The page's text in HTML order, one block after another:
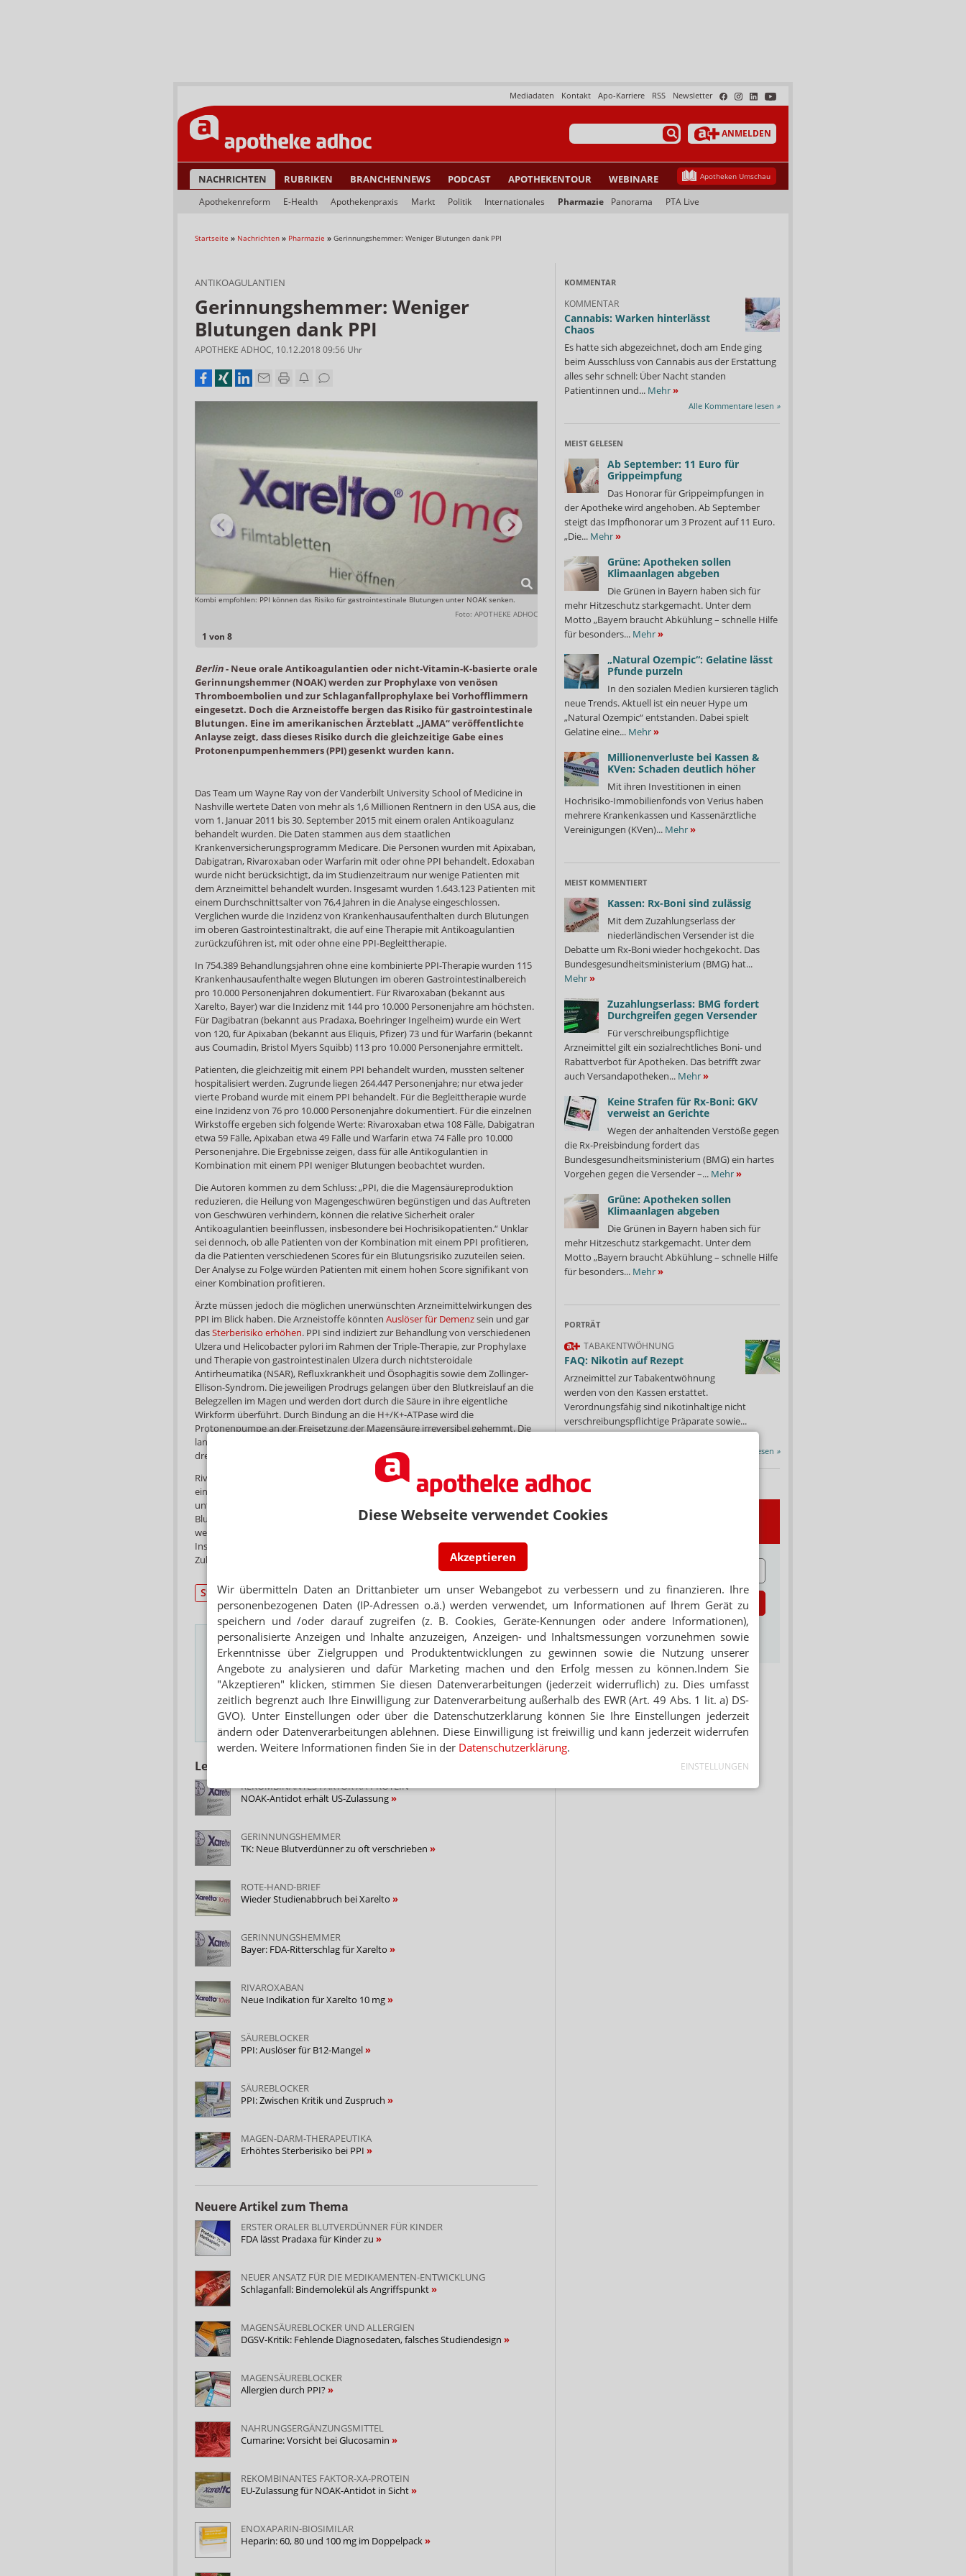
Diese Webseite verwendet Cookies
Akzeptieren
Wir übermitteln Daten an Drittanbieter um unser Webangebot zu verbessern und zu finanzieren. Ihre
personenbezogenen Daten (IP-Adressen o.ä.) werden verwendet, um Informationen auf Ihrem Gerät zu
speichern und /oder darauf zugreifen (z. B. Cookies, Geräte-Kennungen oder andere Informationen),
personalisierte Anzeigen und Inhalte anzuzeigen, Anzeigen- und Inhaltsmessungen vorzunehmen sowie
Erkenntnisse über Zielgruppen und Produktentwicklungen zu gewinnen sowie die Nutzung unserer
Angebote zu analysieren und dafür Marketing machen und den Erfolg messen zu können.Indem Sie
"Akzeptieren" klicken, stimmen Sie diesen Datenverarbeitungen (jederzeit widerruflich) zu. Dies umfasst
zeitlich begrenzt auch Ihre Einwilligung zur Datenverarbeitung außerhalb des EWR (Art. 49 Abs. 1 lit. a) DS-
GVO). Unter Einstellungen oder über die Datenschutzerklärung können Sie Ihre Einstellungen jederzeit
ändern oder Datenverarbeitungen ablehnen. Diese Einwilligung ist freiwillig und kann jederzeit widerrufen
werden. Weitere Informationen finden Sie in der Datenschutzerklärung.
EINSTELLUNGEN
Newsletter
RSS
Apo-Karriere
Kontakt
Mediadaten
ANMELDEN
NACHRICHTEN RUBRIKEN BRANCHENNEWS PODCAST APOTHEKENTOUR WEBINARE Apotheken Umschau
Apothekenreform E-Health Apothekenpraxis Markt Politik Internationales Pharmazie Panorama PTA Live
Startseite » Nachrichten » Pharmazie » Gerinnungshemmer: Weniger Blutungen dank PPI
ANTIKOAGULANTIEN
Gerinnungshemmer: Weniger
Blutungen dank PPI
APOTHEKE ADHOC, 10.12.2018 09:56 Uhr
1 von 8
Kombi empfohlen: PPI können das Risiko für gastrointestinale Blutungen unter NOAK senken.
Foto: APOTHEKE ADHOC
Vor allem bei Hochrisikopatienten könnte die Begleitmedikation von Vorteil sein.
Berlin- Neue orale Antikoagulantien oder nicht-Vitamin-K-basierte orale
Gerinnungshemmer (NOAK) werden zur Prophylaxe von venösen
Thromboembolien und zur Schlaganfallprophylaxe bei Vorhofflimmern
eingesetzt. Doch die Arzneistoffe bergen das Risiko für gastrointestinale
Blutungen. Eine im amerikanischen Ärzteblatt „JAMA“ veröffentlichte
Anlayse zeigt, dass dieses Risiko durch die gleichzeitige Gabe eines
Protonenpumpenhemmers (PPI) gesenkt wurden kann.
Das Team um Wayne Ray von der Vanderbilt University School of Medicine in
Nashville wertete Daten von mehr als 1,6 Millionen Rentnern in den USA aus, die
vom 1. Januar 2011 bis 30. September 2015 mit einem oralen Antikoagulanz
behandelt wurden. Die Daten stammen aus dem staatlichen
Krankenversicherungsprogramm Medicare. Die Personen wurden mit Apixaban,
Dabigatran, Rivaroxaban oder Warfarin mit oder ohne PPI behandelt. Edoxaban
wurde nicht berücksichtigt, da im Studienzeitraum nur wenige Patienten mit
dem Arzneimittel behandelt wurden. Insgesamt wurden 1.643.123 Patienten mit
einem Durchschnittsalter von 76,4 Jahren in die Analyse eingeschlossen.
Verglichen wurde die Inzidenz von Krankenhausaufenthalten durch Blutungen
im oberen Gastrointestinaltrakt, die auf eine Therapie mit Antikoagulantien
zurückzuführen ist, mit oder ohne eine PPI-Begleittherapie.
In 754.389 Behandlungsjahren ohne eine kombinierte PPI-Therapie wurden 115
Krankenhausaufenthalte wegen Blutungen im oberen Gastrointestinalbereich
pro 10.000 Personenjahren dokumentiert. Für Rivaroxaban (bekannt aus
Xarelto, Bayer) war die Inzidenz mit 144 pro 10.000 Personenjahre am höchsten.
Für Dagibatran (bekannt aus Pradaxa, Boehringer Ingelheim) wurde ein Wert
von 120, für Apixaban (bekannt aus Eliquis, Pfizer) 73 und für Warfarin (bekannt
aus Coumadin, Bristol Myers Squibb) 113 pro 10.000 Personenjahre ermittelt.
Patienten, die gleichzeitig mit einem PPI behandelt wurden, mussten seltener
hospitalisiert werden. Zugrunde liegen 264.447 Personenjahre; nur etwa jeder
vierte Proband wurde mit einem PPI behandelt. Für die Begleittherapie wurde
eine Inzidenz von 76 pro 10.000 Personenjahre dokumentiert. Für die einzelnen
Wirkstoffe ergeben sich folgende Werte: Rivaroxaban etwa 108 Fälle, Dabigatran
etwa 59 Fälle, Apixaban etwa 49 Fälle und Warfarin etwa 74 Fälle pro 10.000
Personenjahre. Die Ergebnisse zeigen, dass für alle Antikogulantien in
Kombination mit einem PPI weniger Blutungen beobachtet wurden.
Die Autoren kommen zu dem Schluss: „PPI, die die Magensäureproduktion
reduzieren, die Heilung von Magengeschwüren begünstigen und das Auftreten
von Geschwüren verhindern, können die relative Sicherheit oraler
Antikoagulantien beeinflussen, insbesondere bei Hochrisikopatienten.“ Unklar
sei dennoch, ob alle Patienten von der Kombination mit einem PPI profitieren,
da die Patienten verschiedenen Scores für ein Blutungsrisiko zuzuteilen seien.
Der Analyse zu Folge würden Patienten mit einem hohen Score signifikant von
einer Kombination profitieren.
Ärzte müssen jedoch die möglichen unerwünschten Arzneimittelwirkungen des
PPI im Blick haben. Die Arzneistoffe könnten Auslöser für Demenzsein und gar
dasSterberisiko erhöhen. PPI sind indiziert zur Behandlung von verschiedenen
Ulzera und Helicobacter pylori im Rahmen der Triple-Therapie, zur Prophylaxe
und Therapie von gastrointestinalen Ulzera durch nichtsteroidale
Antirheumatika (NSAR), Refluxkrankheit und Ösophagitis sowie dem Zollinger-
Ellison-Syndrom. Die jeweiligen Prodrugs gelangen über den Blutkreislauf an die
Belegzellen im Magen und werden dort durch die Säure in ihre eigentliche
Wirkform überführt. Durch Bindung an die H+/K+-ATPase wird die
Protonenpumpe an der Freisetzung der Magensäure irreversibel gehemmt. Die
lange Wirkdauer beruht auf der Neubildung der H/K-ATPase, die etwa ein bis
drei Tage in Anspruch nimmt.
Rivaroxaban ist der NOAK mit den meisten Indikationen. Es handelt sich um
einen hoch selektiven, direkten Inhibitor von Faktor Xa. Die Hemmung
unterbricht den intrinsischen und extrinsischen Weg der
Blutgerinnungskaskade. Die Bildung von Thrombin und Thrombenbildung
werden gehemmt. Auf die Thrombozyten nimmt der Arzneistoff keinen Einfluss.
Insgesamt ist Rivaroxaban in mehr als 130 Ländern zugelassen, wobei der
Zulassungsstatus von Land zu Land variiert.
Studien
NEWSLETTER
Das Wichtigste des Tages direkt in Ihr Postfach. Kostenlos!
E-MAIL ADRESSE
Jetzt
abonnieren
Hinweis zum Newsletter & Datenschutz
Lesen Sie auch
REKOMBINANTES FAKTOR XA-PROTEIN
NOAK-Antidot erhält US-Zulassung
GERINNUNGSHEMMER
TK: Neue Blutverdünner zu oft verschrieben
ROTE-HAND-BRIEF
Wieder Studienabbruch bei Xarelto
GERINNUNGSHEMMER
Bayer: FDA-Ritterschlag für Xarelto
RIVAROXABAN
Neue Indikation für Xarelto 10 mg
SÄUREBLOCKER
PPI: Auslöser für B12-Mangel
SÄUREBLOCKER
PPI: Zwischen Kritik und Zuspruch
MAGEN-DARM-THERAPEUTIKA
Erhöhtes Sterberisiko bei PPI
Neuere Artikel zum Thema
ERSTER ORALER BLUTVERDÜNNER FÜR KINDER
FDA lässt Pradaxa für Kinder zu
NEUER ANSATZ FÜR DIE MEDIKAMENTEN-ENTWICKLUNG
Schlaganfall: Bindemolekül als Angriffspunkt
MAGENSÄUREBLOCKER UND ALLERGIEN
DGSV-Kritik: Fehlende Diagnosedaten, falsches Studiendesign
MAGENSÄUREBLOCKER
Allergien durch PPI?
NAHRUNGSERGÄNZUNGSMITTEL
Cumarine: Vorsicht bei Glucosamin
REKOMBINANTES FAKTOR-XA-PROTEIN
EU-Zulassung für NOAK-Antidot in Sicht
ENOXAPARIN-BIOSIMILAR
Heparin: 60, 80 und 100 mg im Doppelpack
KOMMENTAR
KOMMENTAR
Cannabis: Warken hinterlässt
Chaos
Es hatte sich abgezeichnet, doch am Ende ging
beim Ausschluss von Cannabis aus der Erstattung
alles sehr schnell: Über Nacht standen
Patientinnen und... Mehr»
Alle Kommentare lesen »
MEIST GELESEN
Ab September: 11 Euro für
Grippeimpfung
Das Honorar für Grippeimpfungen in
der Apotheke wird angehoben. Ab September
steigt das Impfhonorar um 3 Prozent auf 11 Euro.
„Die... Mehr»
Grüne: Apotheken sollen
Klimaanlagen abgeben
Die Grünen in Bayern haben sich für
mehr Hitzeschutz starkgemacht. Unter dem
Motto „Bayern braucht Abkühlung – schnelle Hilfe
für besonders... Mehr»
„Natural Ozempic“: Gelatine lässt
Pfunde purzeln
In den sozialen Medien kursieren täglich
neue Trends. Aktuell ist ein neuer Hype um
„Natural Ozempic“ entstanden. Dabei spielt
Gelatine eine... Mehr»
Millionenverluste bei Kassen &
KVen: Schaden deutlich höher
Mit ihren Investitionen in einen
Hochrisiko-Immobilienfonds von Verius haben
mehrere Krankenkassen und Kassenärztliche
Vereinigungen (KVen)... Mehr»
MEIST KOMMENTIERT
Kassen: Rx-Boni sind zulässig
Mit dem Zuzahlungserlass der
niederländischen Versender ist die
Debatte um Rx-Boni wieder hochgekocht. Das
Bundesgesundheitsministerium (BMG) hat...
Mehr»
Zuzahlungserlass: BMG fordert
Durchgreifen gegen Versender
Für verschreibungspflichtige
Arzneimittel gilt ein sozialrechtliches Boni- und
Rabattverbot für Apotheken. Das betrifft zwar
auch Versandapotheken... Mehr»
Keine Strafen für Rx-Boni: GKV
verweist an Gerichte
Wegen der anhaltenden Verstöße gegen
die Rx-Preisbindung fordert das
Bundesgesundheitsministerium (BMG) ein hartes
Vorgehen gegen die Versender –... Mehr»
Grüne: Apotheken sollen
Klimaanlagen abgeben
Die Grünen in Bayern haben sich für
mehr Hitzeschutz starkgemacht. Unter dem
Motto „Bayern braucht Abkühlung – schnelle Hilfe
für besonders... Mehr»
PORTRÄT
TABAKENTWÖHNUNG
FAQ: Nikotin auf Rezept
Arzneimittel zur Tabakentwöhnung
werden von den Kassen erstattet.
Verordnungsfähig sind nikotinhaltige nicht
verschreibungspflichtige Präparate sowie...
Mehr»
Alle Porträts lesen »
Jetzt abonnieren
Hinweis zum Newsletter &
Datenschutz